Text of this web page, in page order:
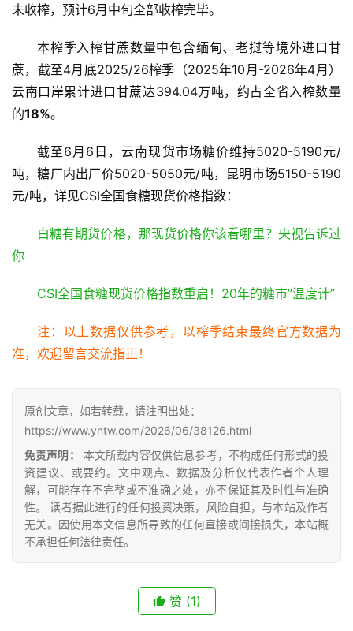
糖
网
公
众
现
价
区
频
道
产
业
未收榨，预计6月中旬全部收榨完毕。
本榨季入榨甘蔗数量中包含缅甸、老挝等境外进口甘
蔗，截至4月底2025/26榨季（2025年10月-2026年4月）
云南口岸累计进口甘蔗达394.04万吨，约占全省入榨数量
的18%。
截至6月6日，云南现货市场糖价维持5020-5190元/
吨，糖厂内出厂价5020-5050元/吨，昆明市场5150-5190
元/吨，详见CSI全国食糖现货价格指数：
白糖有期货价格，那现货价格你该看哪里？央视告诉过
你
CSI全国食糖现货价格指数重启！20年的糖市”温度计”
注：以上数据仅供参考，以榨季结束最终官方数据为
准，欢迎留言交流指正！
原创文章，如若转载，请注明出处：
https://www.yntw.com/2026/06/38126.html
免责声明：
本文所载内容仅供信息参考，不构成任何形式的投
资建议、或要约。文中观点、数据及分析仅代表作者个人理
解，可能存在不完整或不准确之处，亦不保证其及时性与准确
性。 读者据此进行的任何投资决策，风险自担，与本站及作者
无关。因使用本文信息所导致的任何直接或间接损失，本站概
不承担任何法律责任。
赞 (1)